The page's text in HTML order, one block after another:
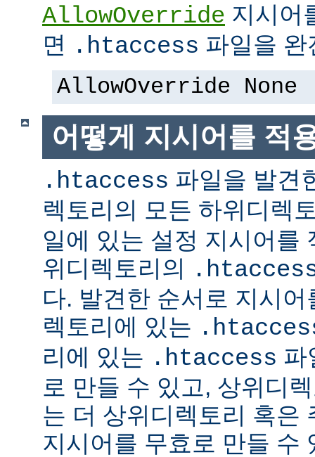
AllowOverride 지시어
면 .htaccess 파일을
AllowOverride None
어떻게 지시어를 적
.htaccess 파일을 발견
렉토리의 모든 하위디렉
일에 있는 설정 지시어를
위디렉토리의
다. 발견한 순서로 지시
렉토리에 있는
리에 있는 .htaccess 파
로 만들 수 있고, 상위디
는 더 상위디렉토리 혹은
지시어를 무효로 만들 수